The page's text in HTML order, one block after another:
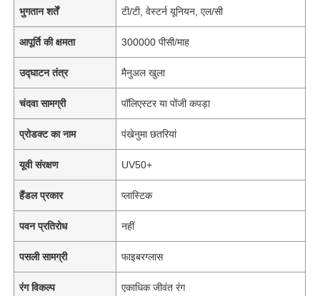
भुगतान शर्तें टी/टी, वेस्टर्न यूनियन, एल/सी
आपूर्ति की क्षमता 300000 पीसी/माह
उद्घाटन तंत्र मैनुअल खुला
चंदवा सामग्री पॉलिएस्टर या पोंजी कपड़ा
प्रोडक्ट का नाम पंखेनुमा छतरियां
यूवी संरक्षण UV50+
हैंडल प्रकार प्लास्टिक
पवन प्रतिरोध नहीं
पसली सामग्री फाइबरग्लास
रंग विकल्प एकाधिक जीवंत रंग